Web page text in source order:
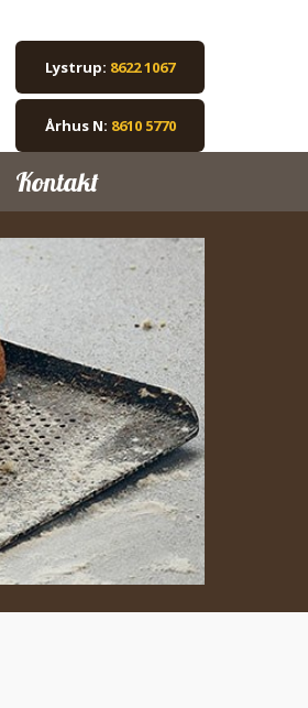
Lystrup: 8622 1067
Århus N: 8610 5770
Kontakt